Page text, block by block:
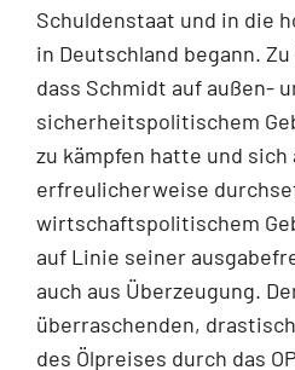
Schuldenstaat und in die
in Deutschland begann.
dass Schmidt auf außen-
sicherheitspolitischem
zu kämpfen hatte und
erfreulicherweise
wirtschaftspolitischem
auf Linie seiner
auch aus Überzeugung.
überraschenden,
des Ölpreises durch das